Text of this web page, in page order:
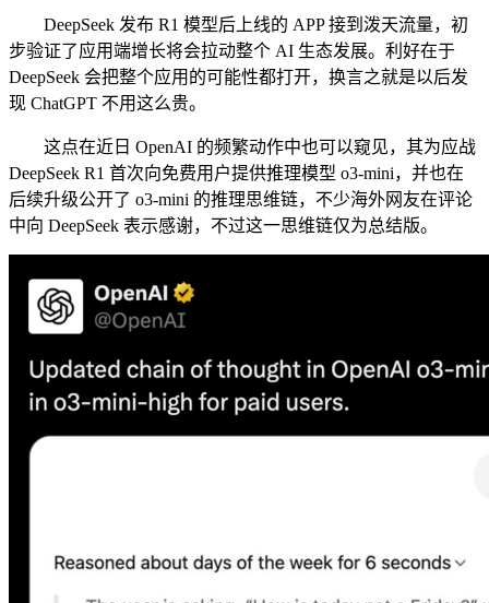
DeepSeek 发布 R1 模型后上线的 APP 接到泼天流量，初
步验证了应用端增长将会拉动整个 AI 生态发展。利好在于
DeepSeek 会把整个应用的可能性都打开，换言之就是以后发
现 ChatGPT 不用这么贵。
这点在近日 OpenAI 的频繁动作中也可以窥见，其为应战
DeepSeek R1 首次向免费用户提供推理模型 o3-mini，并也在
后续升级公开了 o3-mini 的推理思维链，不少海外网友在评论
中向 DeepSeek 表示感谢，不过这一思维链仅为总结版。